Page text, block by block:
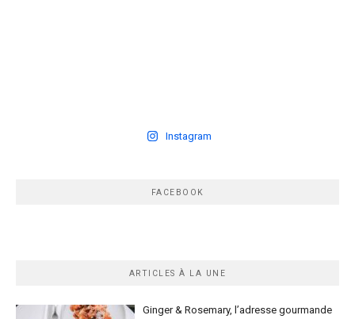
Instagram
FACEBOOK
ARTICLES À LA UNE
Ginger & Rosemary, l’adresse gourmande